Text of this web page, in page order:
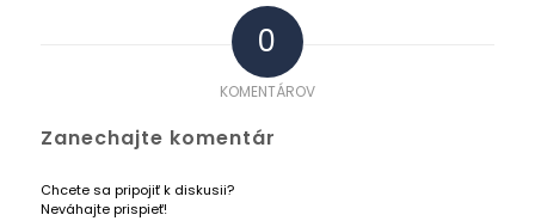
0
KOMENTÁROV
Zanechajte komentár
Chcete sa pripojiť k diskusii?
Neváhajte prispieť!